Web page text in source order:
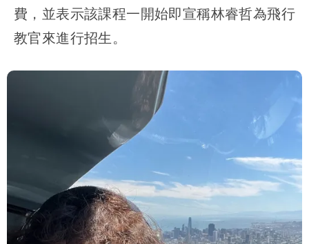
費，並表示該課程一開始即宣稱林睿哲為飛行
教官來進行招生。